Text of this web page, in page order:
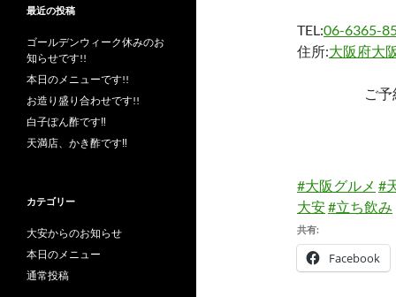
TEL:06-6365-
住所:大阪府大
ご
#大阪グルメ #
大安#立ち飲み
共有:
Facebook
最近の投稿
ゴールデンウィーク休みのお
知らせです!!
本日のメニューです!!
お造り盛り合わせです!!
白子ぽん酢です‼︎
天満店、かき酢です‼︎
カテゴリー
大安からのお知らせ
本日のメニュー
通常投稿